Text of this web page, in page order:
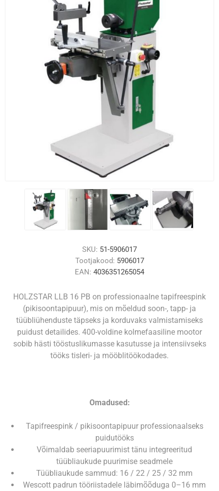
SKU: 51-5906017
Tootjakood: 5906017
EAN: 4036351265054
HOLZSTAR LLB 16 PB on professionaalne tapifreespink
(pikisoontapipuur), mis on mõeldud soon-, tapp‑ ja
tüübliühenduste täpseks ja korduvaks valmistamiseks
puidust detailides. 400‑voldine kolmefaasiline mootor
sobib hästi tööstuslikumasse kasutusse ja intensiivseks
tööks tisleri‑ ja mööblitöökodades.
Omadused:
Tapifreespink / pikisoontapipuur professionaalseks
puidutööks
Võimaldab seeriapuurimist tänu integreeritud
tüübliaukude puurimise seadmele
Tüübliaukude sammud: 16 / 22 / 25 / 32 mm
Wescott padrun tööriistadele läbimõõduga 0–16 mm